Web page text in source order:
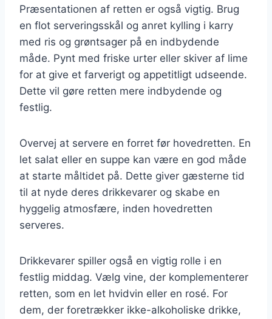
Præsentationen af retten er også vigtig. Brug
en flot serveringsskål og anret kylling i karry
med ris og grøntsager på en indbydende
måde. Pynt med friske urter eller skiver af lime
for at give et farverigt og appetitligt udseende.
Dette vil gøre retten mere indbydende og
festlig.
Overvej at servere en forret før hovedretten. En
let salat eller en suppe kan være en god måde
at starte måltidet på. Dette giver gæsterne tid
til at nyde deres drikkevarer og skabe en
hyggelig atmosfære, inden hovedretten
serveres.
Drikkevarer spiller også en vigtig rolle i en
festlig middag. Vælg vine, der komplementerer
retten, som en let hvidvin eller en rosé. For
dem, der foretrækker ikke-alkoholiske drikke,